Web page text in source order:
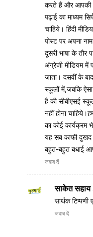
करते हैं और आपकी
पढ़ाई का माध्यम
चाहिये। हिंदी
पोस्ट पर अपना
दूसरी भाषा के
अंग्रेजी मीडियम में
जाता। दसवीं के
स्कूलों में,जबकि ऐसा
है की सीबीएसई
नहीं होना
का कोई कार्यक्रम
यह सब काफी दुखद
बहुत-बहुत बधाई
जवाब दें
साकेत सहाय
सार्थक
जवाब दें